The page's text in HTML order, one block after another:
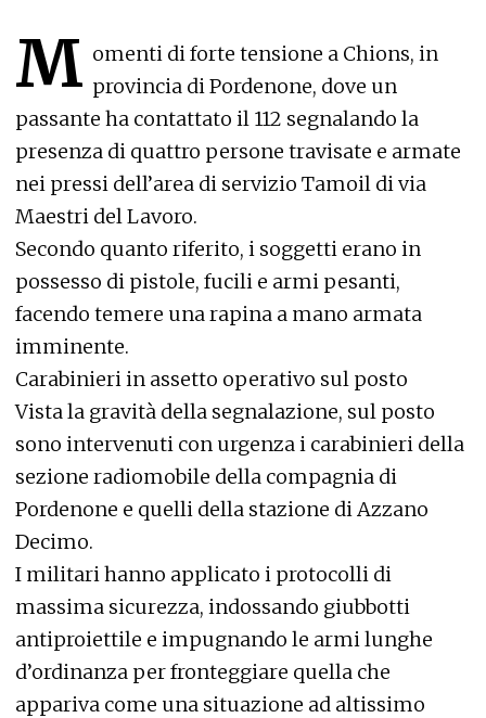
M omenti di forte tensione a Chions, in
provincia di Pordenone, dove un
passante ha contattato il 112 segnalando la
presenza di quattro persone travisate e armate
nei pressi dell’area di servizio Tamoil di via
Maestri del Lavoro.
Secondo quanto riferito, i soggetti erano in
possesso di pistole, fucili e armi pesanti,
facendo temere una rapina a mano armata
imminente.
Carabinieri in assetto operativo sul posto
Vista la gravità della segnalazione, sul posto
sono intervenuti con urgenza i carabinieri della
sezione radiomobile della compagnia di
Pordenone e quelli della stazione di Azzano
Decimo.
I militari hanno applicato i protocolli di
massima sicurezza, indossando giubbotti
antiproiettile e impugnando le armi lunghe
d’ordinanza per fronteggiare quella che
appariva come una situazione ad altissimo